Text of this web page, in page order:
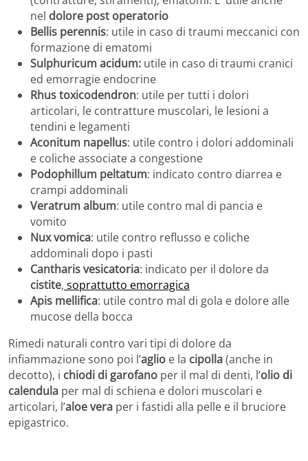
nel dolore post operatorio
Bellis perennis: utile in caso di traumi meccanici con
formazione di ematomi
Sulphuricum acidum: utile in caso di traumi cranici
ed emorragie endocrine
Rhus toxicodendron: utile per tutti i dolori
articolari, le contratture muscolari, le lesioni a
tendini e legamenti
Aconitum napellus: utile contro i dolori addominali
e coliche associate a congestione
Podophillum peltatum: indicato contro diarrea e
crampi addominali
Veratrum album: utile contro mal di pancia e
vomito
Nux vomica: utile contro reflusso e coliche
addominali dopo i pasti
Cantharis vesicatoria: indicato per il dolore da
cistite, soprattutto emorragica
Apis mellifica: utile contro mal di gola e dolore alle
mucose della bocca
Rimedi naturali contro vari tipi di dolore da
infiammazione sono poi l’aglio e la cipolla(anche in
decotto), i chiodi di garofano per il mal di denti, l’olio di
calendula per mal di schiena e dolori muscolari e
articolari, l’aloe vera per i fastidi alla pelle e il bruciore
epigastrico.